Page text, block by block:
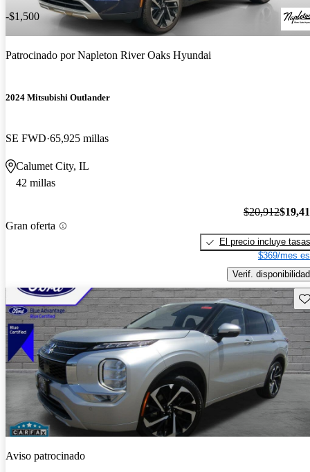
-$1,500
Patrocinado porNapleton River Oaks Hyundai
2024 Mitsubishi Outlander
SE FWD 65,925 millas
Calumet City, IL
42 millas
Gran oferta
$20,912
El precio incluye tasas
$369/mes
Verif. disponibilidad
Aviso patrocinado